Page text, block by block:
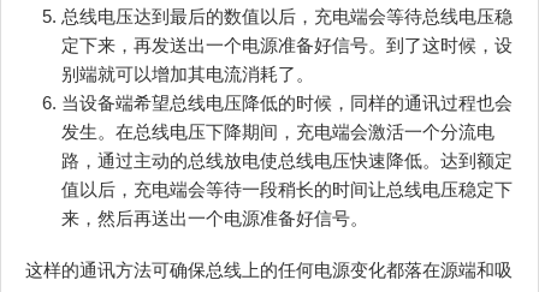
总线电压达到最后的数值以后，充电端会等待总线电压稳
定下来，再发送出一个电源准备好信号。到了这时候，设
别端就可以增加其电流消耗了。
当设备端希望总线电压降低的时候，同样的通讯过程也会
发生。在总线电压下降期间，充电端会激活一个分流电
路，通过主动的总线放电使总线电压快速降低。达到额定
值以后，充电端会等待一段稍长的时间让总线电压稳定下
来，然后再送出一个电源准备好信号。
这样的通讯方法可确保总线上的任何电源变化都落在源端和吸